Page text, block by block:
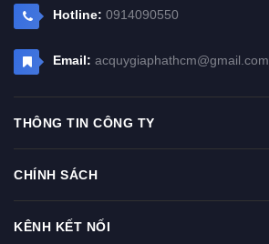
Hotline: 0914090550
Email: acquygiaphathcm@gmail.com
THÔNG TIN CÔNG TY
CHÍNH SÁCH
KÊNH KẾT NỐI